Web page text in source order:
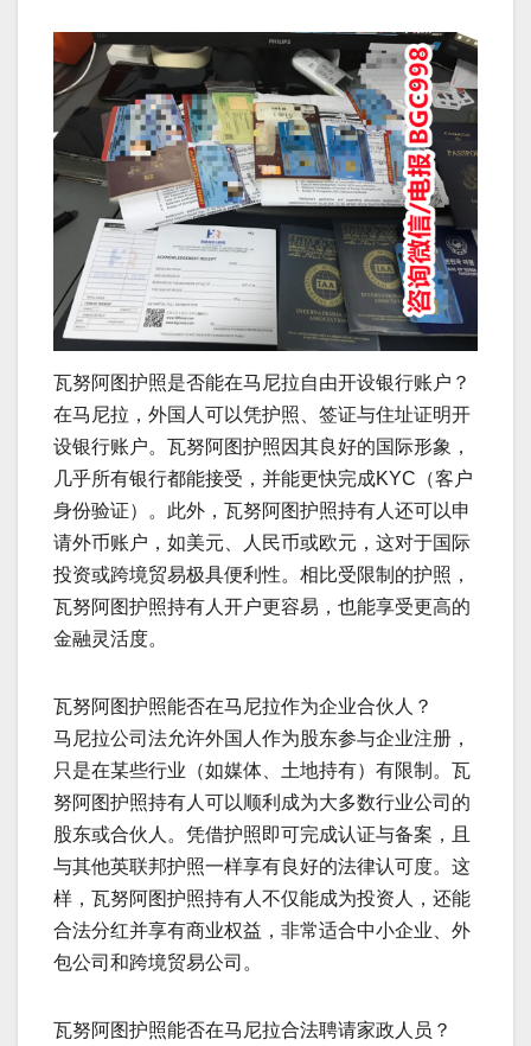
瓦努阿图护照是否能在马尼拉自由开设银行账户？
在马尼拉，外国人可以凭护照、签证与住址证明开
设银行账户。瓦努阿图护照因其良好的国际形象，
几乎所有银行都能接受，并能更快完成KYC（客户
身份验证）。此外，瓦努阿图护照持有人还可以申
请外币账户，如美元、人民币或欧元，这对于国际
投资或跨境贸易极具便利性。相比受限制的护照，
瓦努阿图护照持有人开户更容易，也能享受更高的
金融灵活度。
瓦努阿图护照能否在马尼拉作为企业合伙人？
马尼拉公司法允许外国人作为股东参与企业注册，
只是在某些行业（如媒体、土地持有）有限制。瓦
努阿图护照持有人可以顺利成为大多数行业公司的
股东或合伙人。凭借护照即可完成认证与备案，且
与其他英联邦护照一样享有良好的法律认可度。这
样，瓦努阿图护照持有人不仅能成为投资人，还能
合法分红并享有商业权益，非常适合中小企业、外
包公司和跨境贸易公司。
瓦努阿图护照能否在马尼拉合法聘请家政人员？